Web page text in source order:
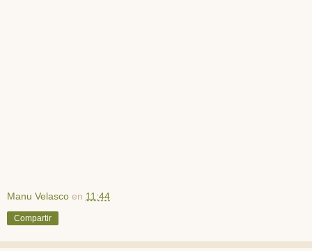
Manu Velasco en 11:44
Compartir